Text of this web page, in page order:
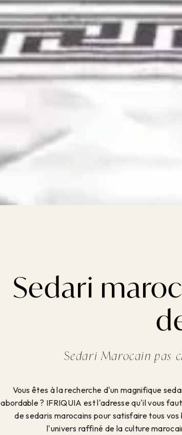
Sedari
Sedari Marocain pas
Vous êtes à la recherche d'un magnifique
abordable ? IFRIQUIA est l'adresse qu'il vous
de sedaris marocains pour satisfaire tous
l'univers raffiné de la culture